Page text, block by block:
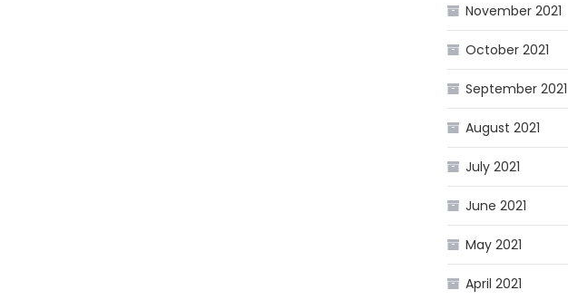
November 2021
October 2021
September 2021
August 2021
July 2021
June 2021
May 2021
April 2021